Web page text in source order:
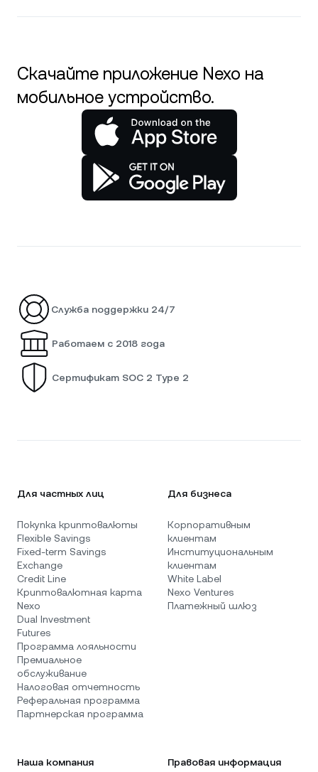
Скачайте приложение Nexo на
мобильное устройство.
Служба поддержки 24/7
Работаем с 2018 года
Сертификат SOC 2 Type 2
Для частных лиц
Покупка криптовалюты
Flexible Savings
Fixed-term Savings
Exchange
Credit Line
Криптовалютная карта
Nexo
Dual Investment
Futures
Программа лояльности
Премиальное
обслуживание
Налоговая отчетность
Реферальная программа
Партнерская программа
Для бизнеса
Корпоративным
клиентам
Институциональным
клиентам
White Label
Nexo Ventures
Платежный шлюз
Наша компания Правовая информация